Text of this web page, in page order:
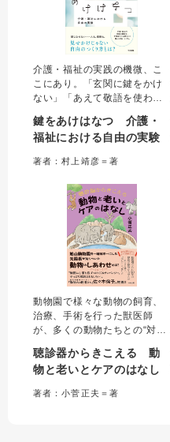
介護・福祉の実践の機微、こ
こにあり。「玄関に鍵をかけ
ない」「あえて敬語を使わな
るための基本をしなやかに守
ろうとする支援の形。ふつう
ポートする種々の工夫と気づ
かいを、支援者9人の語りから
豊かに拾い上げる。
鍵をあけはなつ 介護・
福祉における自由の実験
著者：村上靖彦＝著
動物園で様々な動物の飼育、
治療、手術を行った獣医師
が、多くの動物たちとの“対
る意味や群れの中での生きが
い、老いていく動物のQOL、
り方、そして超高齢化する人
聴診器からきこえる 動
物と老いとケアのはなし
著者：小菅正夫＝著